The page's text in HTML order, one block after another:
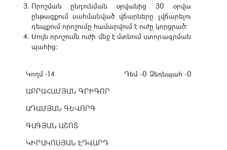
Որոշման ընդունման օրվանից 30 օրվա
ընթացքում սահմանված վճարները չվճարելու
դեպքում որոշումը համարվում է ուժը կորցրած:
Սույն որոշումն ուժի մեջ է մտնում ստորագրման
պահից:
Կողմ -14
ԱԲՐԱՀԱՄՅԱՆ ԳՐԻԳՈՐ
ԱԴԱՄՅԱՆ ԳԵՎՈՐԳ
ԳԱԳՅԱՆ ԱՇՈՏ
ԿԻՐԱԿՈՍՅԱՆ ԷԴՎԱՐԴ
Դեմ -0 Ձեռնպահ -0